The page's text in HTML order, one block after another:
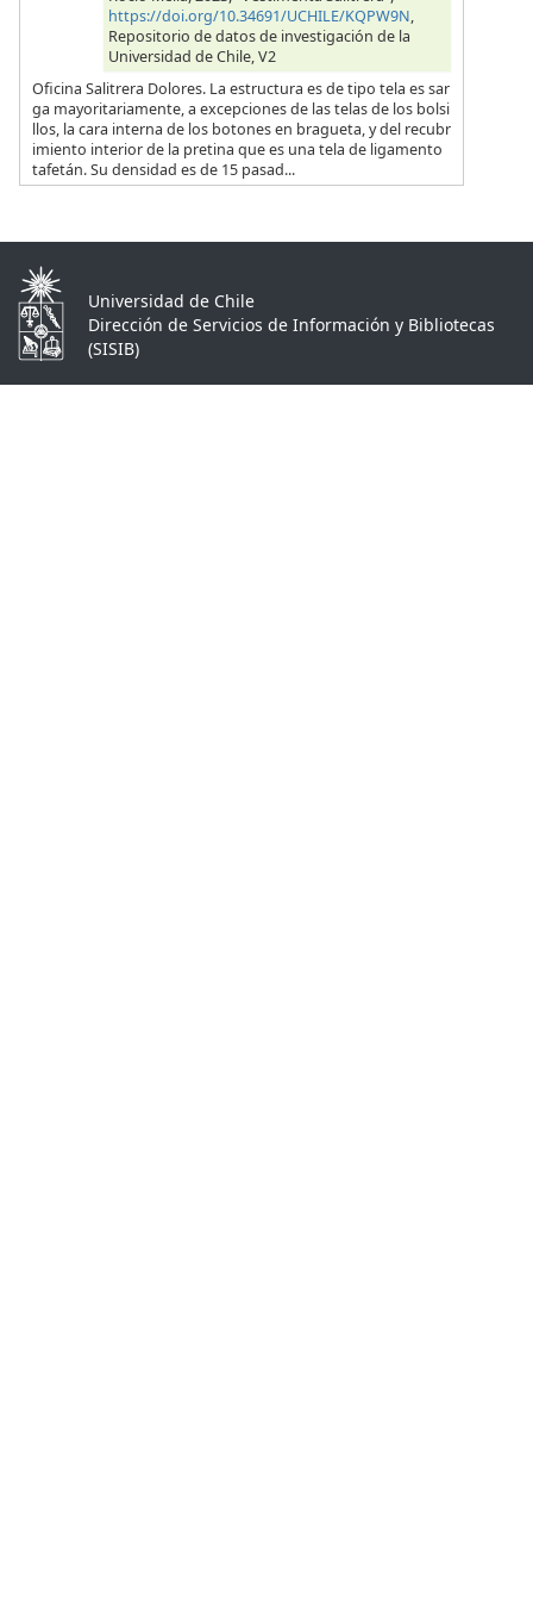
https://doi.org/10.34691/UCHILE/KQPW9N,
Repositorio de datos de investigación de la
Universidad de Chile, V2
Oficina Salitrera Dolores. La estructura es de tipo tela es sar
ga mayoritariamente, a excepciones de las telas de los bolsi
llos, la cara interna de los botones en bragueta, y del recubr
imiento interior de la pretina que es una tela de ligamento
tafetán. Su densidad es de 15 pasad...
Universidad de Chile
Dirección de Servicios de Información y Bibliotecas
(SISIB)